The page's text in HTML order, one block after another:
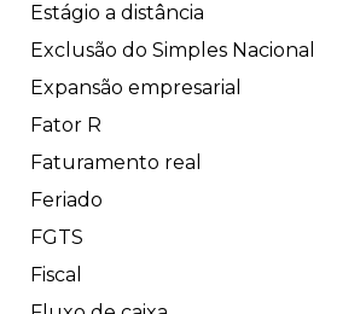
Estágio a distância
Exclusão do Simples Nacional
Expansão empresarial
Fator R
Faturamento real
Feriado
FGTS
Fiscal